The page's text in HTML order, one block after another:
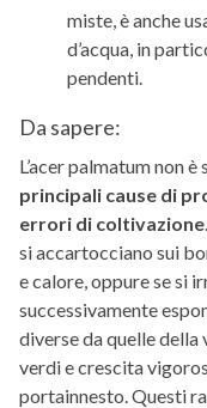
miste, è anche
d’acqua, in
pendenti.
Da sapere:
L’acer palmatum non
principali cause di
errori di coltivazione
si accartocciano sui
e calore, oppure se si
successivamente
diverse da quelle
verdi e crescita
portainnesto. Questi